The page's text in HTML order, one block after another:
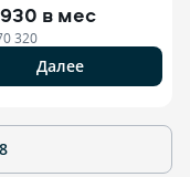
в мес
320
Далее